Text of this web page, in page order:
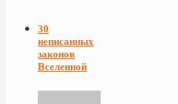
30
неписанных
законов
Вселенной